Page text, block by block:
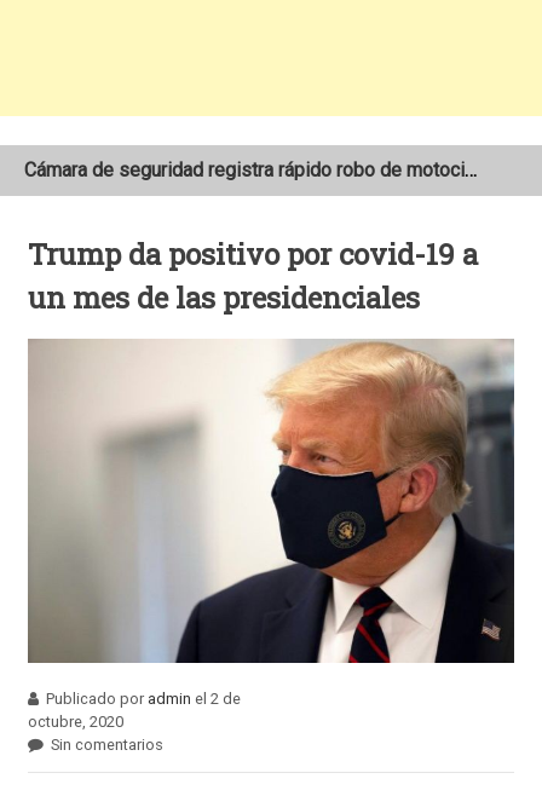
Cámara de seguridad registra rápido robo de motocicleta en el barrio Santo Domingo de Estelí
Adolescente fallece tras ser arrollado por un taxi frente a la COTRAN Norte en Estelí
Trump da positivo por covid-19 a
un mes de las presidenciales
Publicado por admin el 2 de
octubre, 2020
Sin comentarios